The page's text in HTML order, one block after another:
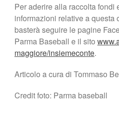
Per aderire alla raccolta fondi
informazioni relative a questa
basterà seguire le pagine
Parma Baseball e il sito
maggiore/insiemeconte.
Articolo a cura di Tommaso
Credit foto: Parma baseball